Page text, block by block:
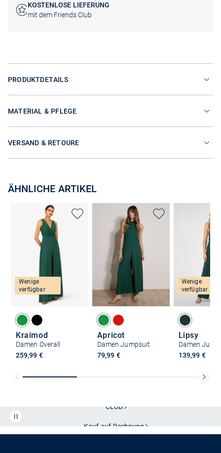
KOSTENLOSE LIEFERUNG
mit dem Friends Club
PRODUKTDETAILS
MATERIAL & PFLEGE
VERSAND & RETOURE
ÄHNLICHE ARTIKEL
Wenige
verfügbar
Kraimod
Damen Overall
259,99 €
Apricot
Damen Jumpsuit
79,99 €
Wenige
verfügbar
Lipsy
Damen
139,99 €
CLUB
Kauf auf Rechnung